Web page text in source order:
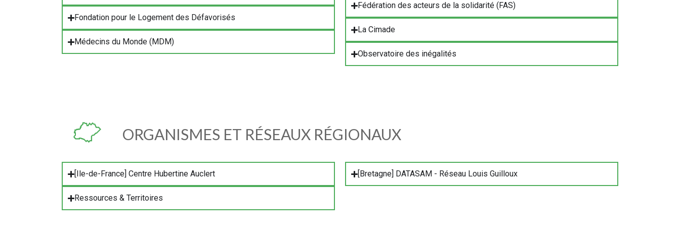
Fondation pour le Logement des Défavorisés
Médecins du Monde (MDM)
Fédération des acteurs de la solidarité (FAS)
La Cimade
Observatoire des inégalités
ORGANISMES ET RÉSEAUX RÉGIONAUX
[Ile-de-France] Centre Hubertine Auclert
Ressources & Territoires
[Bretagne] DATASAM - Réseau Louis Guilloux